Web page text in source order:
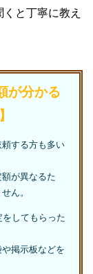
と丁寧に教え
が分かる
する方も多い
が異なるた
ん。
してもらった
掲示板などを